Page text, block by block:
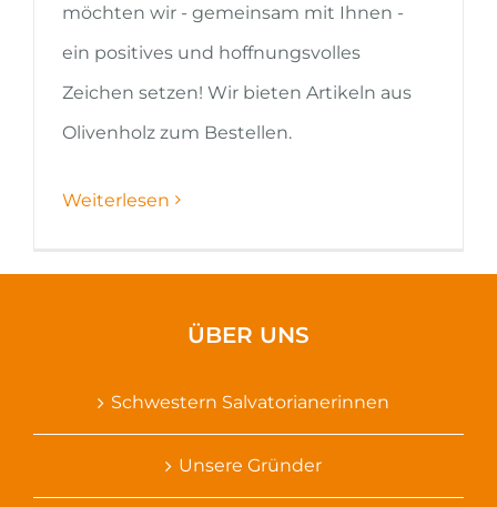
möchten wir - gemeinsam mit Ihnen -
ein positives und hoffnungsvolles
Zeichen setzen! Wir bieten Artikeln aus
Olivenholz zum Bestellen.
Weiterlesen
ÜBER UNS
Schwestern Salvatorianerinnen
Unsere Gründer